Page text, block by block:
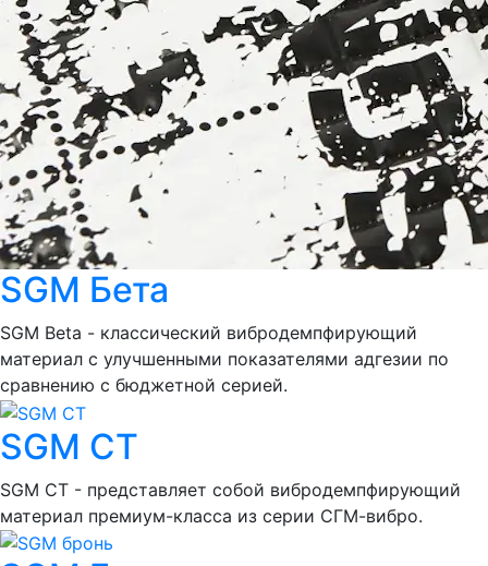
SGM Бета
SGM Beta - классический вибродемпфирующий
материал с улучшенными показателями адгезии по
сравнению с бюджетной серией.
SGM СТ
SGM СТ - представляет собой вибродемпфирующий
материал премиум-класса из серии СГМ-вибро.